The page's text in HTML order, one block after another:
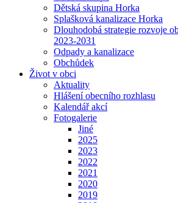
Dětská skupina Horka
Splašková kanalizace Horka
Dlouhodobá strategie rozvoje
2023-2031
Odpady a kanalizace
Obchůdek
Život v obci
Aktuality
Hlášení obecního rozhlasu
Kalendář akcí
Fotogalerie
Jiné
2025
2023
2022
2021
2020
2019